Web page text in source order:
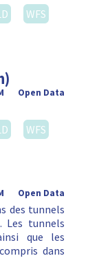
WFS
Open Data
WFS
Open Data
des tunnels
Les tunnels
que les
dans